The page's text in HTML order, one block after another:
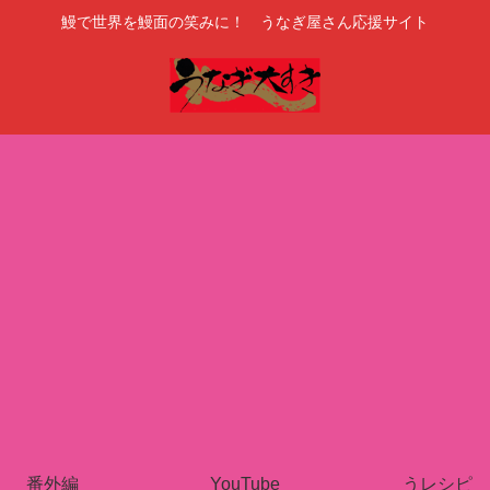
鰻で世界を鰻面の笑みに！ うなぎ屋さん応援サイト
番外編 YouTube うレシピ